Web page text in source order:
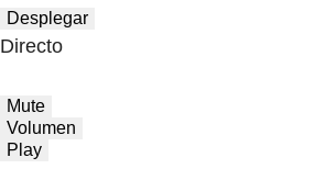
Desplegar
Directo
Mute
Volumen
Play